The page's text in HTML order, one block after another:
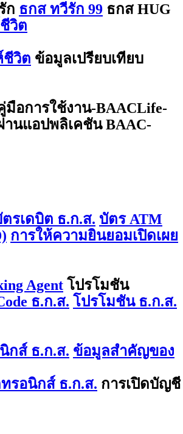
ก ธกส ทวีรัก 99 ธกส HUG
วิต
ชีวิต ข้อมูลเปรียบเทียบ
มือการใช้งาน-BAACLife-
นแอปพลิเคชัน BAAC-
รเดบิต ธ.ก.ส. บัตร ATM
การให้ความยินยอมเปิดเผย
Agent โปรโมชัน
ธ.ก.ส. โปรโมชัน ธ.ก.ส.
กส์ ธ.ก.ส. ข้อมูลสำคัญของ
รอนิกส์ ธ.ก.ส. การเปิดบัญชี